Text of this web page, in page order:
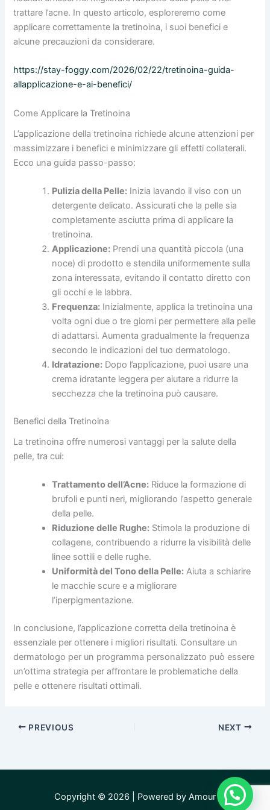
trattare l’acne. In questo articolo, esploreremo come
applicare correttamente la tretinoina, i suoi benefici e
alcune precauzioni da considerare.
https://stay-foggy.com/2026/02/22/tretinoina-guida-
allapplicazione-e-ai-benefici/
Come Applicare la Tretinoina
L’applicazione della tretinoina richiede alcune attenzioni per
massimizzare i benefici e minimizzare gli effetti collaterali.
Ecco una guida passo-passo:
Pulizia della Pelle: Inizia lavando il viso con un
detergente delicato. Assicurati che la pelle sia
completamente asciutta prima di applicare la
tretinoina.
Applicazione: Prendi una quantità piccola (una
noce) di prodotto e stendila uniformemente sulla
zona interessata, evitando il contatto diretto con
gli occhi e le labbra.
Frequenza: Inizialmente, applica la tretinoina una
volta ogni due o tre giorni per permettere alla pelle
di adattarsi. Aumenta gradualmente la frequenza
secondo le indicazioni del tuo dermatologo.
Idratazione: Dopo l’applicazione, puoi usare una
crema idratante leggera per aiutare a ridurre la
secchezza che la tretinoina può causare.
Benefici della Tretinoina
La tretinoina offre numerosi vantaggi per la salute della
pelle, tra cui:
Trattamento dell’Acne: Riduce la formazione di
brufoli e punti neri, migliorando l’aspetto generale
della pelle.
Riduzione delle Rughe: Stimola la produzione di
collagene, contribuendo a ridurre la visibilità delle
linee sottili e delle rughe.
Uniformità del Tono della Pelle: Aiuta a schiarire
le macchie scure e a migliorare
l’iperpigmentazione.
In conclusione, l’applicazione corretta della tretinoina è
essenziale per ottenere i migliori risultati. Consultare un
dermatologo per un programma personalizzato può essere
un’ottima strategia per affrontare le problematiche della
pelle e ottenere risultati ottimali.
PREVIOUS NEXT
Copyright © 2026 | Powered by Amour